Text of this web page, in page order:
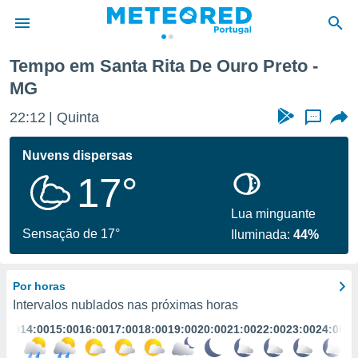
da
foi
para
fornecidas
e
digital
Tempo em Santa Rita De Ouro Preto -
MG
22:12 Quinta ...
Nuvens dispersas
17°
Sensação de 17°
Lua minguante
Iluminada:44%
Por horas
Intervalos nublados nas próximas horas
14:0015:0016:0017:0018:0019:0020:0021:0022:0023:0024:00